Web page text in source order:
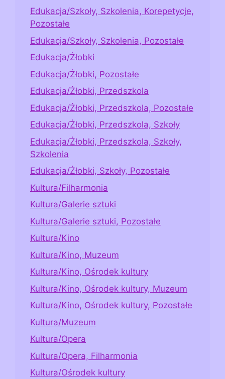
Edukacja/Szkoły, Szkolenia, Korepetycje,
Pozostałe
Edukacja/Szkoły, Szkolenia, Pozostałe
Edukacja/Żłobki
Edukacja/Żłobki, Pozostałe
Edukacja/Żłobki, Przedszkola
Edukacja/Żłobki, Przedszkola, Pozostałe
Edukacja/Żłobki, Przedszkola, Szkoły
Edukacja/Żłobki, Przedszkola, Szkoły,
Szkolenia
Edukacja/Żłobki, Szkoły, Pozostałe
Kultura/Filharmonia
Kultura/Galerie sztuki
Kultura/Galerie sztuki, Pozostałe
Kultura/Kino
Kultura/Kino, Muzeum
Kultura/Kino, Ośrodek kultury
Kultura/Kino, Ośrodek kultury, Muzeum
Kultura/Kino, Ośrodek kultury, Pozostałe
Kultura/Muzeum
Kultura/Opera
Kultura/Opera, Filharmonia
Kultura/Ośrodek kultury